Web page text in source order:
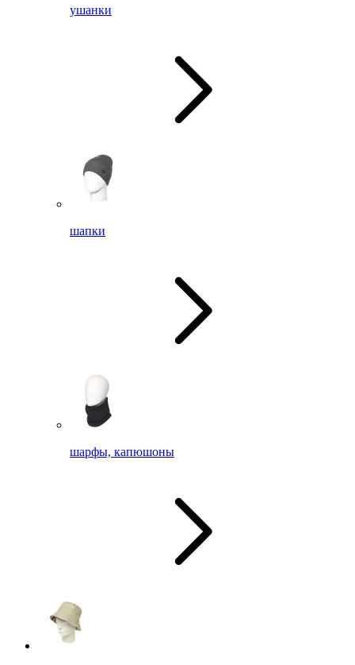
ушанки
шапки
шарфы, капюшоны